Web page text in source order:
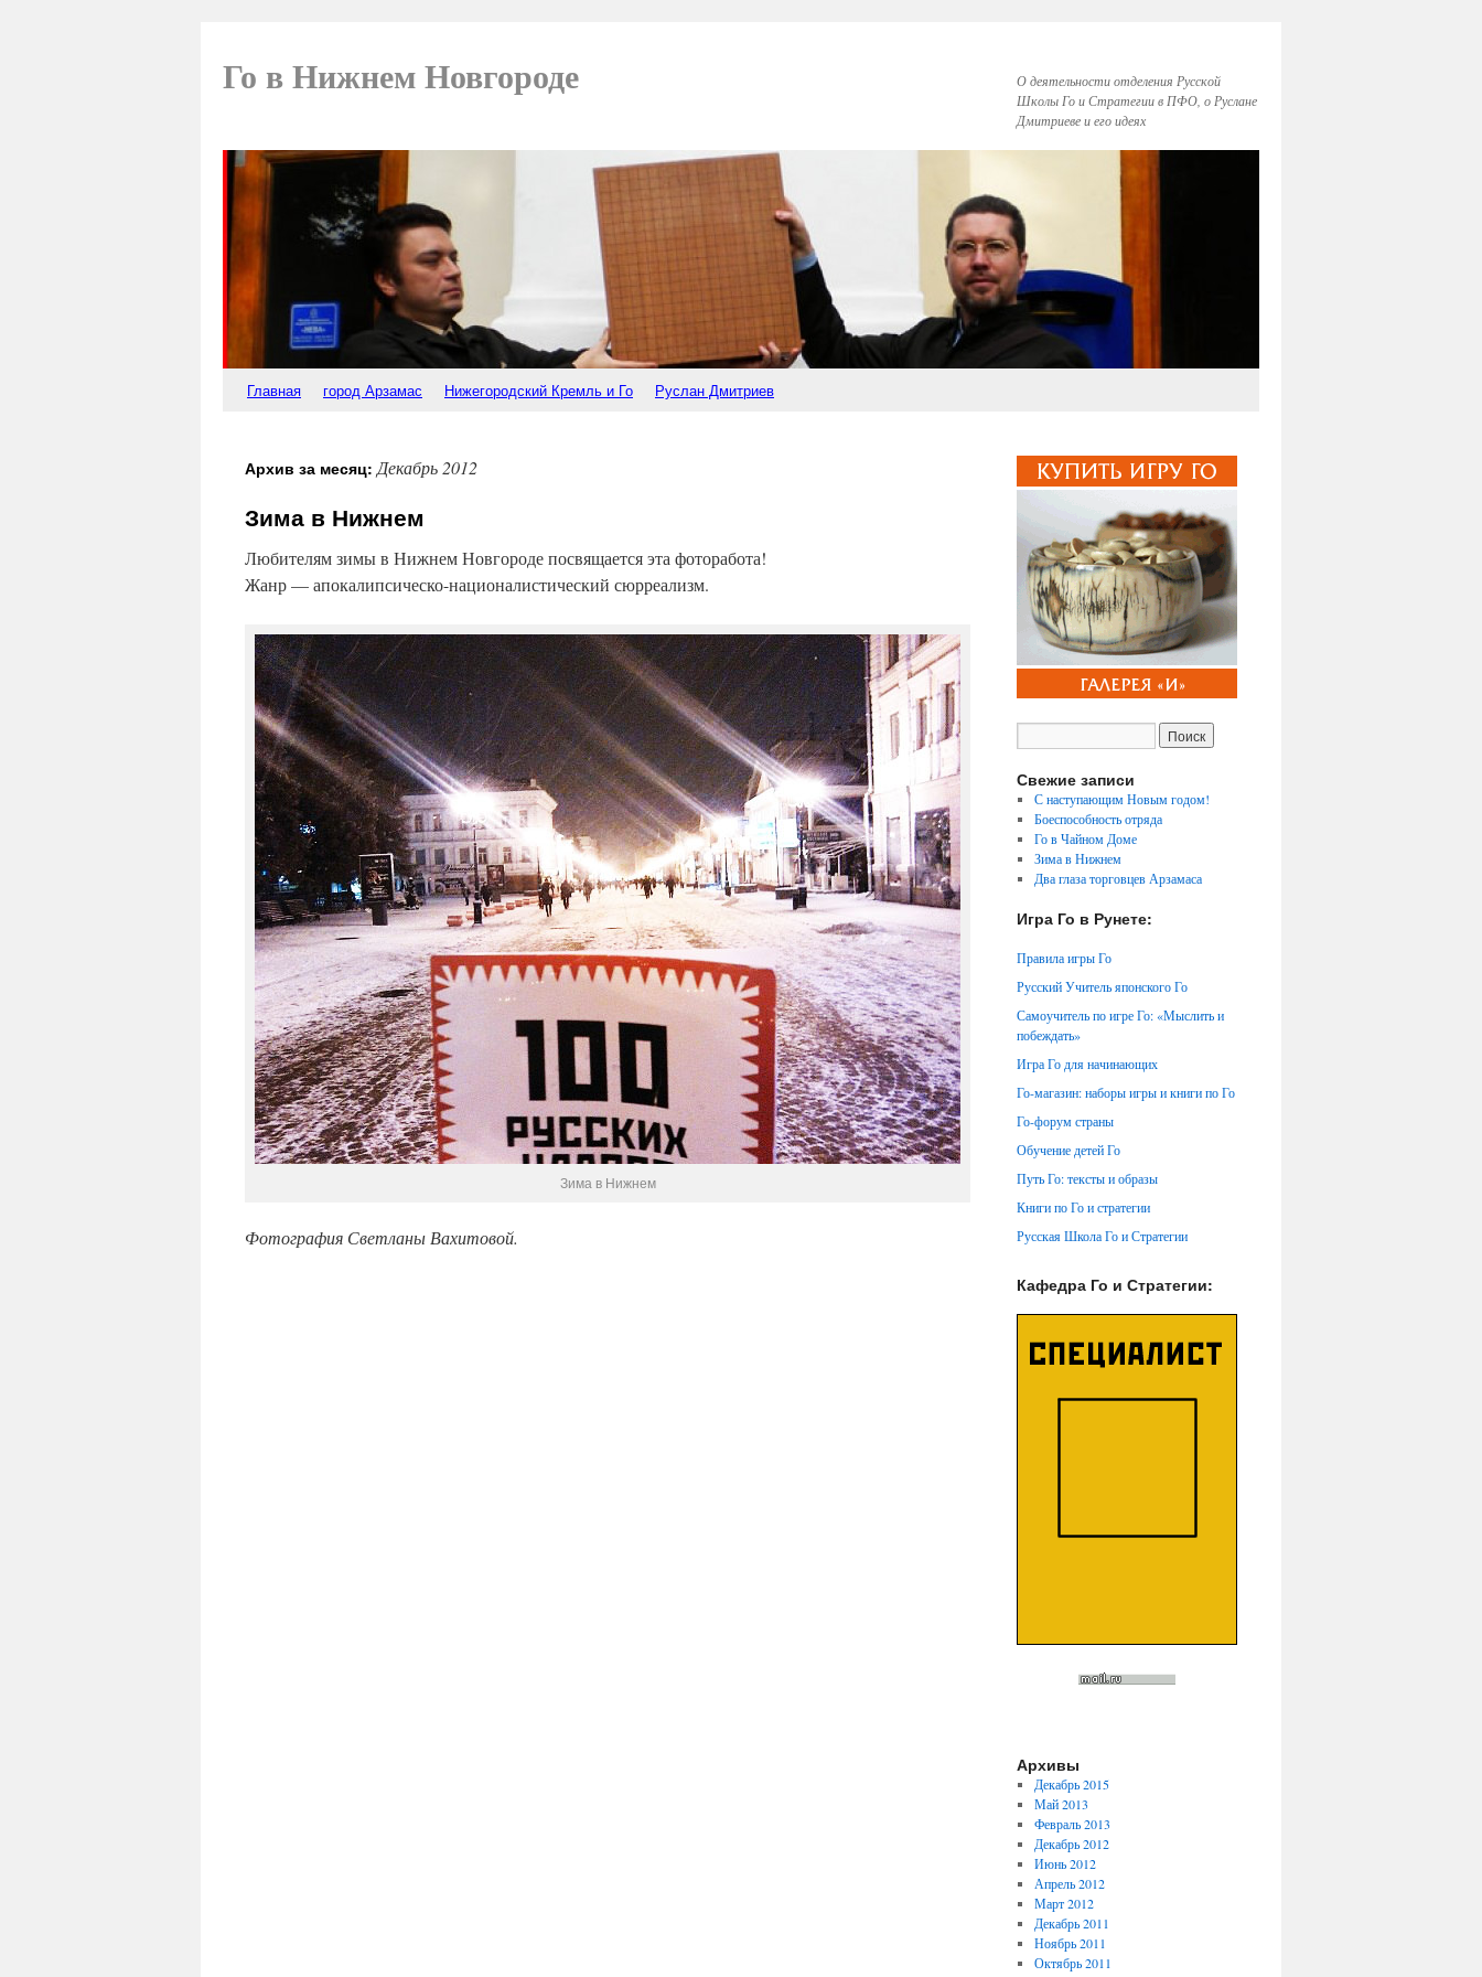
Го в Нижнем Новгороде
О деятельности отделения Русской
Школы Го и Стратегии в ПФО, о Руслане
Дмитриеве и его идеях
Главная город Арзамас Нижегородский Кремль и Го Руслан Дмитриев
Архив за месяц:Декабрь 2012
Зима в Нижнем
Любителям зимы в Нижнем Новгороде посвящается эта фоторабота!
Жанр — апокалипсическо-националистический сюрреализм.
Зима в Нижнем
Фотография Светланы Вахитовой.
Свежие записи
С наступающим Новым годом!
Боеспособность отряда
Го в Чайном Доме
Зима в Нижнем
Два глаза торговцев Арзамаса
Игра Го в Рунете:
Правила игры Го
Русский Учитель японского Го
Самоучитель по игре Го: «Мыслить и
побеждать»
Игра Го для начинающих
Го-магазин: наборы игры и книги по Го
Го-форум страны
Обучение детей Го
Путь Го: тексты и образы
Книги по Го и стратегии
Русская Школа Го и Стратегии
Кафедра Го и Стратегии:
Архивы
Декабрь 2015
Май 2013
Февраль 2013
Декабрь 2012
Июнь 2012
Апрель 2012
Март 2012
Декабрь 2011
Ноябрь 2011
Октябрь 2011